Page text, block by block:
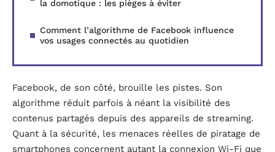
la domotique : les pièges à éviter
Comment l’algorithme de Facebook influence
vos usages connectés au quotidien
Facebook, de son côté, brouille les pistes. Son
algorithme réduit parfois à néant la visibilité des
contenus partagés depuis des appareils de streaming.
Quant à la sécurité, les menaces réelles de piratage de
smartphones concernent autant la connexion Wi-Fi que